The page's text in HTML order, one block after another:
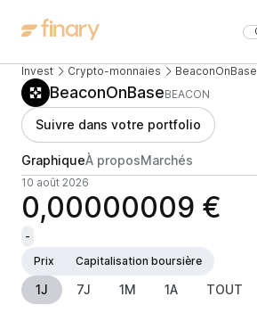
Invest Crypto-monnaies BeaconOnBase
BeaconOnBaseBEACON
Suivre dans votre portfolio
GraphiqueÀ proposMarchés
10 août 2026
0,00000009 €
-
Prix
Capitalisation boursière
1J 7J 1M 1A TOUT